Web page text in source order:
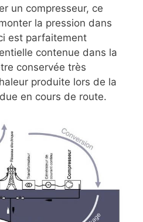
un compresseur, ce
la pression dans
est parfaitement
contenue dans la
conservée très
produite lors de la
en cours de route.